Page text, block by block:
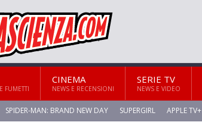
FUMETTI
CINEMA
NEWS E RECENSIONI
SERIE TV
NEWS E VIDEO
SPIDER-MAN: BRAND NEW DAY SUPERGIRL APPLE TV+